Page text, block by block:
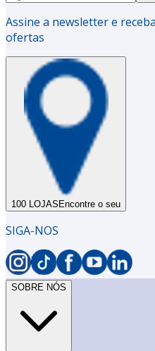
Assine a newsletter e
ofertas
100 LOJAS Encontre o seu
SIGA-NOS
SOBRE NÓS